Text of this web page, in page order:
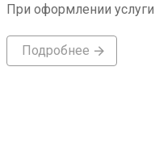
При оформлении
Подробнее